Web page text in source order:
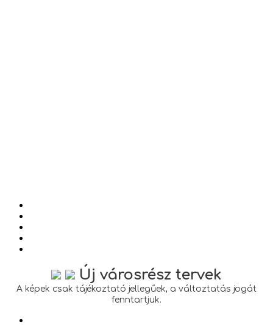
Új városrész tervek
A képek csak tájékoztató jellegűek, a változtatás jogát
fenntartjuk.